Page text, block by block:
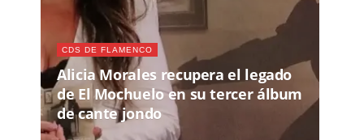
CDS DE FLAMENCO
Alicia Morales recupera el legado
de El Mochuelo en su tercer álbum
de cante jondo